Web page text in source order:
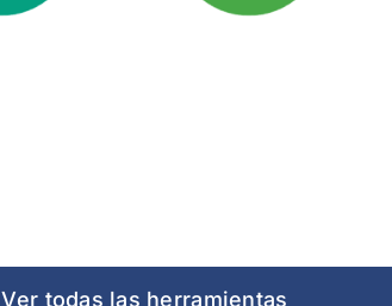
Ver todas las herramientas